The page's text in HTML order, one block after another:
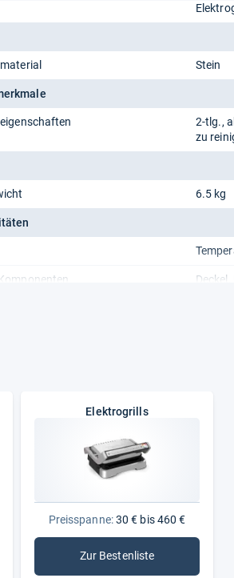
Stein
2-tlg.,
zu
6.5 kg
Elektrogrills
Preisspanne:30 € bis 460 €
Zur Bestenliste
: Elektrogrills